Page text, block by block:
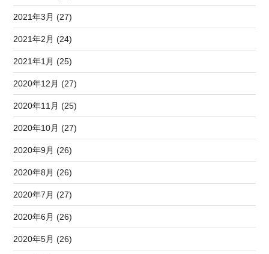
2021年3月 (27)
2021年2月 (24)
2021年1月 (25)
2020年12月 (27)
2020年11月 (25)
2020年10月 (27)
2020年9月 (26)
2020年8月 (26)
2020年7月 (27)
2020年6月 (26)
2020年5月 (26)